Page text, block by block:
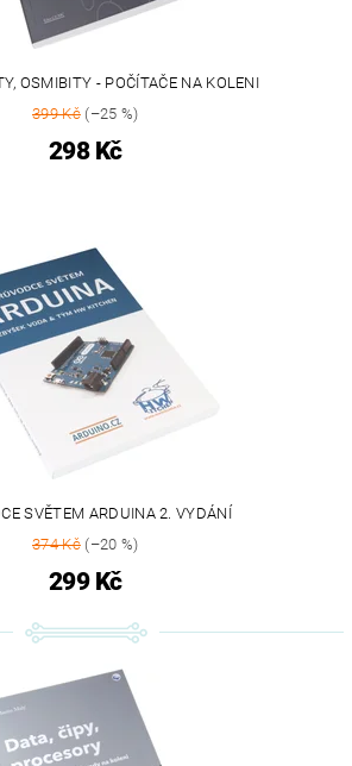
OSMIBITY - POČÍTAČE NA KOLENI
399 Kč(–25 %)
298 Kč
SVĚTEM ARDUINA 2. VYDÁNÍ
374 Kč(–20 %)
299 Kč